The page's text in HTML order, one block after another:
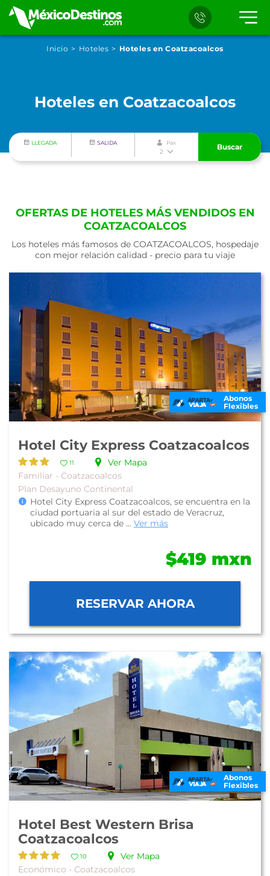
Inicio Hoteles Hoteles en Coatzacoalcos
Hoteles en Coatzacoalcos
LLEGADA SALIDA Pax
2
Buscar
OFERTAS DE HOTELES MÁS VENDIDOS EN
COATZACOALCOS
Los hoteles más famosos de COATZACOALCOS, hospedaje
con mejor relación calidad - precio para tu viaje
Abonos
Flexibles
Hotel City Express Coatzacoalcos
11
Ver Mapa
Familiar - Coatzacoalcos
Plan Desayuno Continental
Hotel City Express Coatzacoalcos, se encuentra en la
ciudad portuaria al sur del estado de Veracruz,
ubicado muy cerca de ... Ver más
$419 mxn
RESERVAR AHORA
Abonos
Flexibles
Hotel Best Western Brisa
Coatzacoalcos
10
Ver Mapa
Económico - Coatzacoalcos